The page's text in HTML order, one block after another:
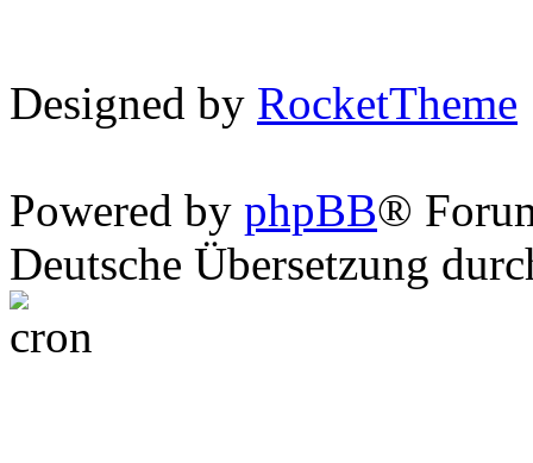
Designed by RocketTheme
Powered by phpBB®
Deutsche Übersetzung